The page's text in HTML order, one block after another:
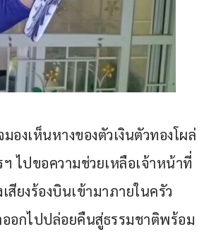
องเห็นหางของตัวเงินตัวทองโผล่
ไปขอความช่วยเหลือเจ้าหน้าที่
ยงร้องบินเข้ามาภายในครัว
ออกไปปล่อยคืนสู่ธรรมชาติพร้อม